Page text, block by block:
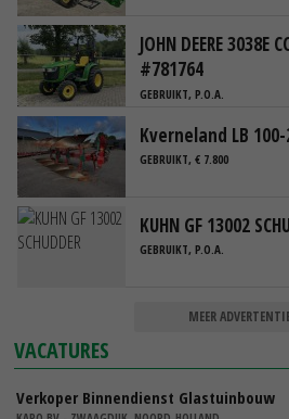
JOHN DEERE 3038E
#781764
GEBRUIKT, P.O.A.
Kverneland LB
GEBRUIKT, € 7.800
KUHN GF 13002
GEBRUIKT, P.O.A.
MEER
VACATURES
Verkoper Binnendienst Glastuinbouw